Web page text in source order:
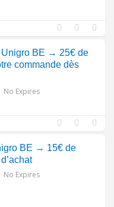
BE → 25€ de
commande dès
No Expires
BE → 15€ de
No Expires